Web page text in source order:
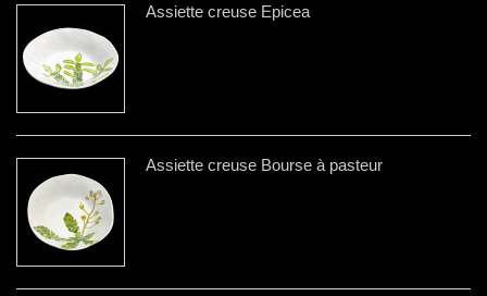
Assiette creuse Épicea
Assiette creuse Bourse à pasteur